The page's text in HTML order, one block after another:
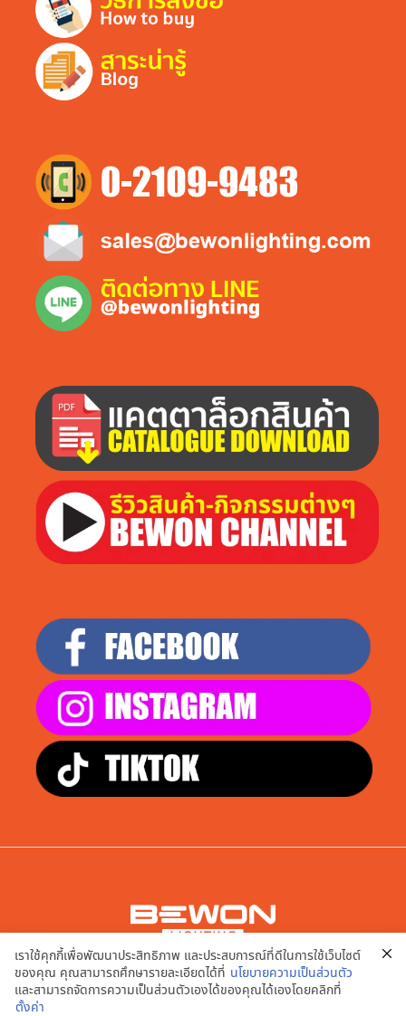
บริษัท เอพี สมาร์ท จำกัด
9/20,21,22,23,24 หมู่ที่ 2 ต.บางคูเวียง อ.บางกรวย จ.นนทบุรี
11130
เราใช้คุกกี้เพื่อพัฒนาประสิทธิภาพ และประสบการณ์ที่ดีในการใช้เว็บไซต์
ของคุณ คุณสามารถศึกษารายละเอียดได้ที่ นโยบายความเป็นส่วนตัว
และสามารถจัดการความเป็นส่วนตัวเองได้ของคุณได้เองโดยคลิกที่
ตั้งค่า